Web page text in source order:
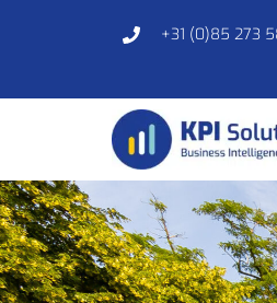
+31 (0)85 273